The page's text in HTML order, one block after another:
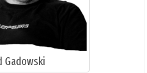
Gadowski